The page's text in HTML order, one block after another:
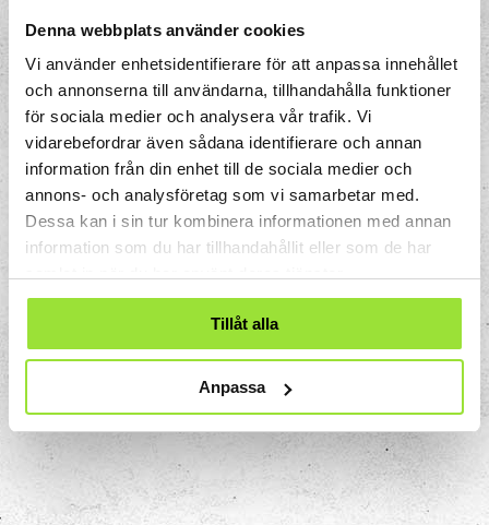
Denna webbplats använder cookies
Vi använder enhetsidentifierare för att anpassa innehållet
och annonserna till användarna, tillhandahålla funktioner
för sociala medier och analysera vår trafik. Vi
vidarebefordrar även sådana identifierare och annan
information från din enhet till de sociala medier och
annons- och analysföretag som vi samarbetar med.
Dessa kan i sin tur kombinera informationen med annan
information som du har tillhandahållit eller som de har
Tillåt alla
Anpassa
på din egen hand uppifrån, ser
du spegelhanden underifrån. Upp blir ner.
Fram blir nära. Det som känns självklart
visar sig plötsligt vara… lite spöklikt.
Prova igen!
Vad händer om du rör handen snabbare?
Eller om ni är två som provar samtidigt?
verkligen nuddar varandra?
Här finns inget rätt eller fel, bara nya sätt
att utforska hur vi ser världen. Följ
med och låt dig luras en gång till!